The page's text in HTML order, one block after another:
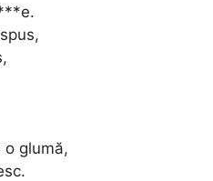
glumă,